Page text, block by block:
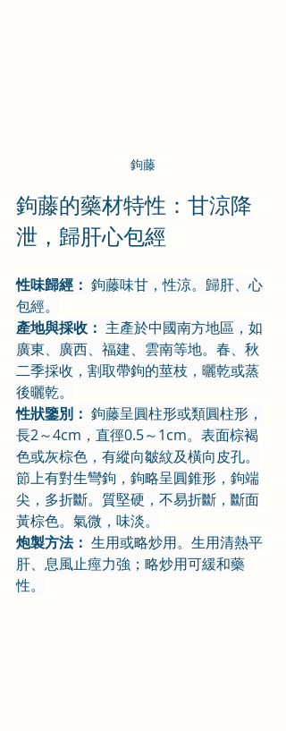
鉤藤
鉤藤的藥材特性：甘涼降
泄，歸肝心包經
性味歸經： 鉤藤味甘，性涼。歸肝、心
包經。
產地與採收： 主產於中國南方地區，如
廣東、廣西、福建、雲南等地。春、秋
二季採收，割取帶鉤的莖枝，曬乾或蒸
後曬乾。
性狀鑒別： 鉤藤呈圓柱形或類圓柱形，
長2～4cm，直徑0.5～1cm。表面棕褐
色或灰棕色，有縱向皺紋及橫向皮孔。
節上有對生彎鉤，鉤略呈圓錐形，鉤端
尖，多折斷。質堅硬，不易折斷，斷面
黃棕色。氣微，味淡。
炮製方法： 生用或略炒用。生用清熱平
肝、息風止痙力強；略炒用可緩和藥
性。